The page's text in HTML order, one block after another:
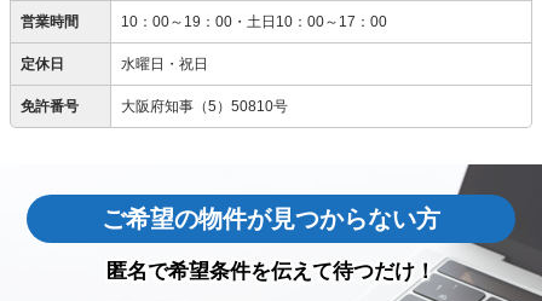
営業時間 10：00～19：00・土日10：00～17：00
定休日 水曜日・祝日
免許番号 大阪府知事（5）50810号
ご希望の物件が見つからない方
匿名で希望条件を伝えて待つだけ！